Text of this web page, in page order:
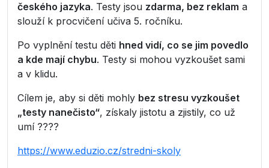
českého jazyka. Testy jsou zdarma, bez reklam a
slouží k procvičení učiva 5. ročníku.
Po vyplnění testu děti hned vidí, co se jim povedlo
a kde mají chybu. Testy si mohou vyzkoušet sami
a v klidu.
Cílem je, aby si děti mohly bez stresu vyzkoušet
„testy nanečisto“, získaly jistotu a zjistily, co už
umí ????
https://www.eduzio.cz/stredni-skoly